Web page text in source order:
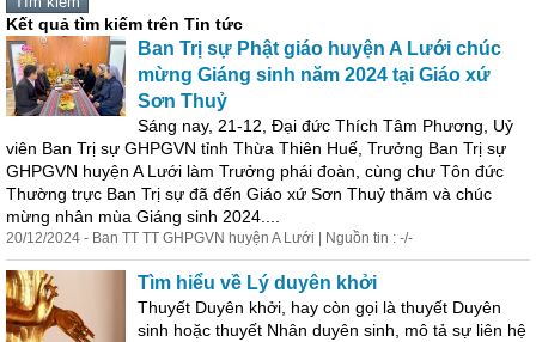
Kết quả tìm kiếm trên Tin tức
Ban Trị sự Phật giáo huyện A Lưới chúc
mừng Giáng sinh năm 2024 tại Giáo xứ
Sơn Thuỷ
Sáng nay, 21-12, Đại đức Thích Tâm Phương, Uỷ
viên Ban Trị sự GHPGVN tỉnh Thừa Thiên Huế, Trưởng Ban Trị sự
GHPGVN huyện A Lưới làm Trưởng phái đoàn, cùng chư Tôn đức
Thường trực Ban Trị sự đã đến Giáo xứ Sơn Thuỷ thăm và chúc
mừng nhân mùa Giáng sinh 2024....
20/12/2024 - Ban TT TT GHPGVN huyện A Lưới | Nguồn tin : -/-
Tìm hiểu về Lý duyên khởi
Thuyết Duyên khởi, hay còn gọi là thuyết Duyên
sinh hoặc thuyết Nhân duyên sinh , mô tả sự liên hệ